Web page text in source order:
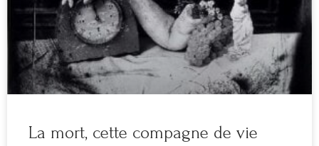
La mort, cette compagne de vie